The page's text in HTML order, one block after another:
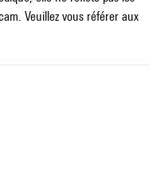
Veuillez vous référer aux